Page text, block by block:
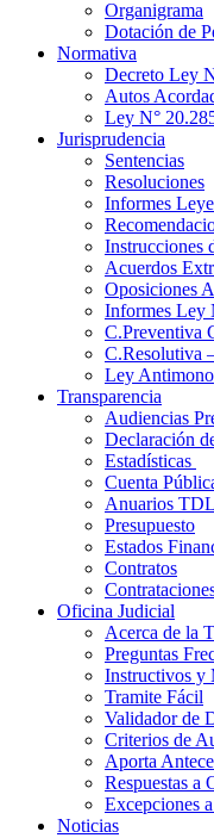
Organigrama
Dotación de
Normativa
Decreto Ley
Autos
Ley N°
Jurisprudencia
Sentencias
Resoluciones
Informes
Instrucciones
Acuerdos
Oposiciones
Informes Ley
C.Preventiva
C.Resolutiva
Ley
Transparencia
Audiencias
Declaración
Estadísticas
Cuenta
Anuarios
Presupuesto
Estados
Contratos
Oficina Judicial
Acerca de la
Preguntas
Instructivos y
Tramite Fácil
Validador de
Criterios de
Aporta
Respuestas a
Excepciones
Noticias